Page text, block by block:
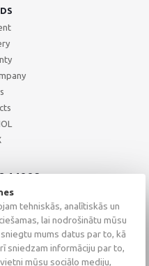
tehniskās, analītiskās un
lai nodrošinātu mūsu
mums datus par to, kā
sniedzam informāciju par to,
mūsu sociālo mediju,